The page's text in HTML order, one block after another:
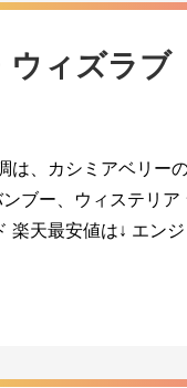
ウィズラブ
は、カシミアベリー
ブー、ウィステリ
楽天最安値は↓ エン